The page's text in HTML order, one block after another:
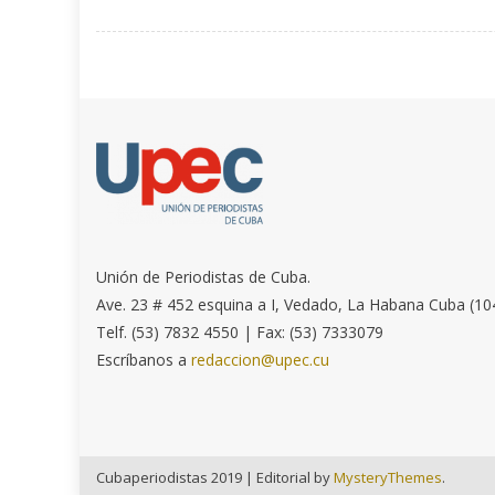
Unión de Periodistas de Cuba.
Ave. 23 # 452 esquina a I, Vedado, La Habana Cuba
Telf. (53) 7832 4550 | Fax: (53) 7333079
Escríbanos aredaccion@upec.cu
Cubaperiodistas 2019 | Editorial byMysteryThemes.